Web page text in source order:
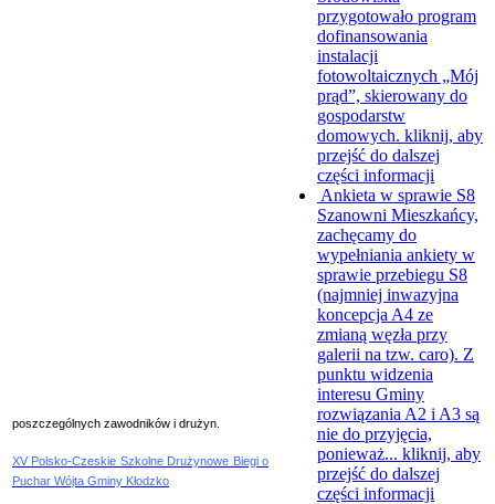
poszczególnych zawodników i drużyn.
XV Polsko-Czeskie Szkolne Drużynowe Biegi o
Puchar Wójta Gminy Kłodzko
przygotowało program
dofinansowania
instalacji
fotowoltaicznych „Mój
prąd”, skierowany do
gospodarstw
domowych. kliknij, aby
przejść do dalszej
części informacji
Ankieta w sprawie S8
Szanowni Mieszkańcy,
zachęcamy do
wypełniania ankiety w
sprawie przebiegu S8
(najmniej inwazyjna
koncepcja A4 ze
zmianą węzła przy
galerii na tzw. caro). Z
punktu widzenia
interesu Gminy
rozwiązania A2 i A3 są
nie do przyjęcia,
ponieważ... kliknij, aby
przejść do dalszej
części informacji